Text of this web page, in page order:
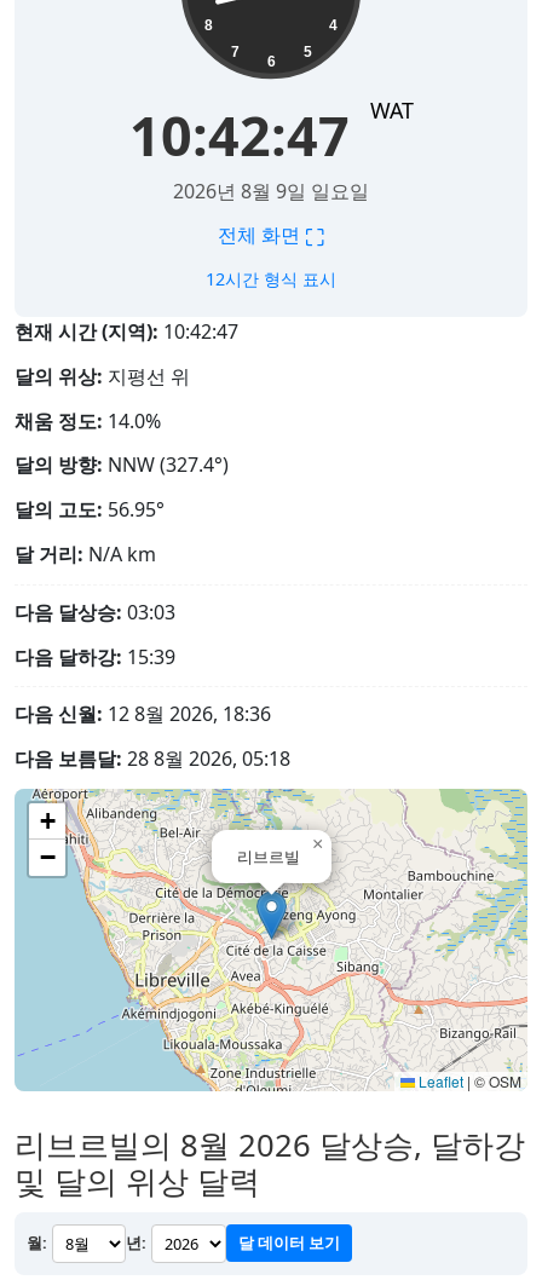
4
5
6
7
8
10:42:48 WAT
2026년 8월 9일 일요일
전체 화면 ⛶
12시간 형식 표시
현재 시간 (지역): 10:42:48
달의 위상: 지평선 위
채움 정도: 14.0%
달의 방향: NNW (327.4°)
달의 고도: 56.95°
달 거리: N/A km
다음 달상승: 03:03
다음 달하강: 15:39
다음 신월: 12 8월 2026, 18:36
다음 보름달: 28 8월 2026, 05:18
리브르빌
×
+
−
Leaflet | © OSM
리브르빌의 8월 2026 달상승, 달하강
및 달의 위상 달력
월: 년: 달 데이터 보기